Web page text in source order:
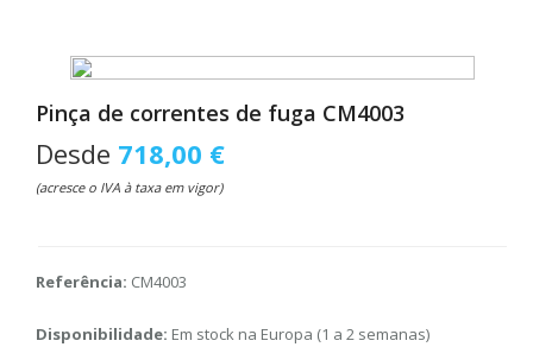
Pinça de correntes de fuga CM4003
Desde 718,00 €
(acresce o IVA à taxa em vigor)
Referência: CM4003
Disponibilidade: Em stock na Europa (1 a 2 semanas)